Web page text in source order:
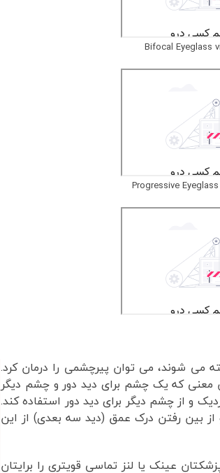
می شوند، می توان پیرچشمی را درمان کرد.
معنی که یک چشم برای دید دور و چشم دیگر
و از چشم دیگر برای دید دور استفاده کند.
از بین رفتن درک عمق (دید سه بعدی) از این
عینک یا لنز تماسی قویتری را برایتان